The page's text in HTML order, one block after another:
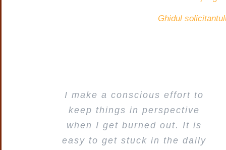
Ghidul
I make a conscious effort to
keep things in perspective
when I get burned out. It is
easy to get stuck in the daily